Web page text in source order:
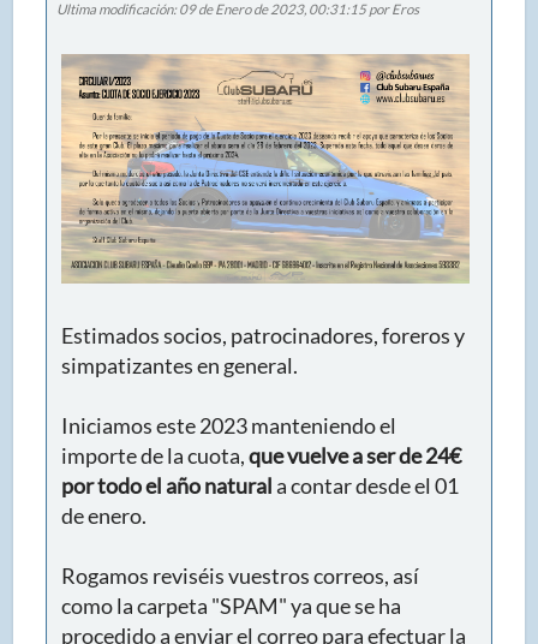
Ultima modificación: 09 de Enero de 2023, 00:31:15 por Eros
Estimados socios, patrocinadores, foreros y
simpatizantes en general.
Iniciamos este 2023 manteniendo el
importe de la cuota,que vuelve a ser de 24€
por todo el año naturala contar desde el 01
de enero.
Rogamos reviséis vuestros correos, así
como la carpeta "SPAM" ya que se ha
procedido a enviar el correo para efectuar la